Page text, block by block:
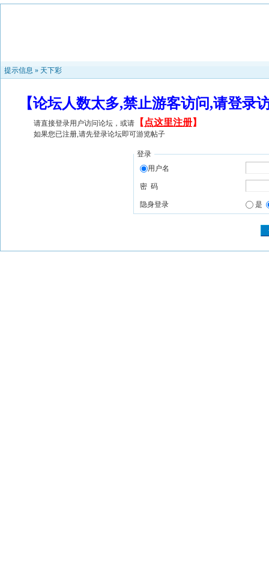
提示信息 » 天下彩
【论坛人数太多,禁止游客访问,请登
请直接登录用户访问论坛，或请 【 点这里注册】
如果您已注册,请先登录论坛即可游览帖子
登录
用户名
密 码
隐身登录 是